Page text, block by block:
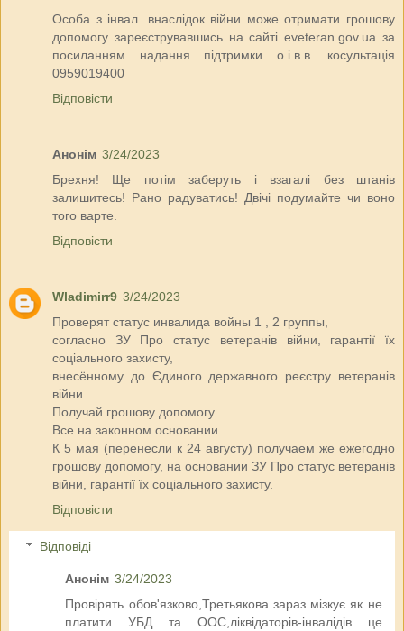
Особа з інвал. внаслідок війни може отримати грошову
допомогу зареєструвавшись на сайті eveteran.gov.ua за
посиланням надання підтримки о.і.в.в. косультація
0959019400
Відповісти
Анонім 3/24/2023
Брехня! Ще потім заберуть і взагалі без штанів
залишитесь! Рано радуватись! Двічі подумайте чи воно
того варте.
Відповісти
Wladimirr9 3/24/2023
Проверят статус инвалида войны 1 , 2 группы,
согласно ЗУ Про статус ветеранів війни, гарантії їх
соціального захисту,
внесённому до Єдиного державного реєстру ветеранів
війни.
Получай грошову допомогу.
Все на законном основании.
К 5 мая (перенесли к 24 августу) получаем же ежегодно
грошову допомогу, на основании ЗУ Про статус ветеранів
війни, гарантії їх соціального захисту.
Відповісти
Відповіді
Анонім 3/24/2023
Провірять обов'язково,Третьякова зараз мізкує як не
платити УБД та ООС,ліквідаторів-інвалідів це